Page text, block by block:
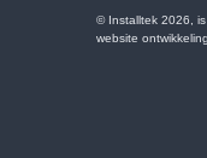
© Installtek 2026,
website